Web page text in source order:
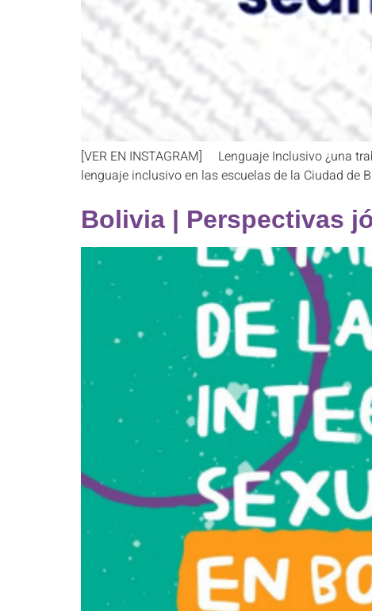
[VER EN INSTAGRAM] Lenguaje Inclusivo ¿una
lenguaje inclusivo en las escuelas de la Ciudad de
Bolivia | Perspectivas